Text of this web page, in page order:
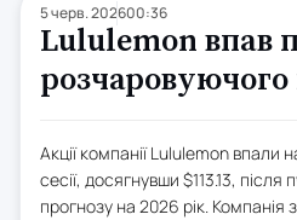
5 черв. 202600:36
Lululemon впав
розчаровуючого
Акції компанії Lululemon впали
сесії, досягнувши $113.13, після
прогнозу на 2026 рік. Компанія